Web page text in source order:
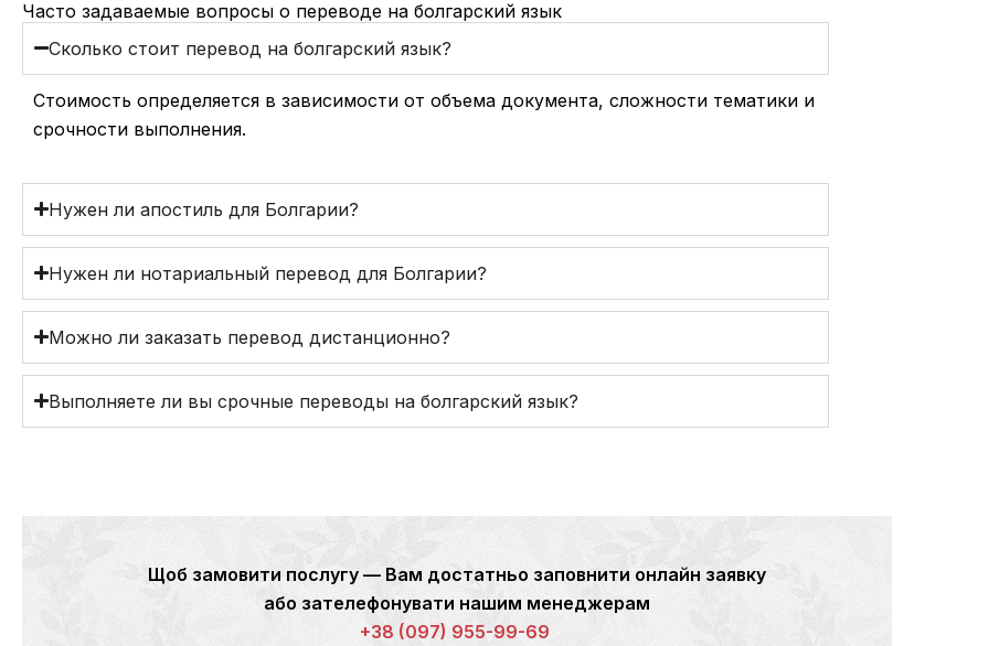
Часто задаваемые вопросы о переводе на болгарский язык
Сколько стоит перевод на болгарский язык?
Стоимость определяется в зависимости от объема документа, сложности тематики и
срочности выполнения.
Нужен ли апостиль для Болгарии?
Нужен ли нотариальный перевод для Болгарии?
Можно ли заказать перевод дистанционно?
Выполняете ли вы срочные переводы на болгарский язык?
Щоб замовити послугу — Вам достатньо заповнити онлайн заявку
або зателефонувати нашим менеджерам
+38 (097) 955-99-69